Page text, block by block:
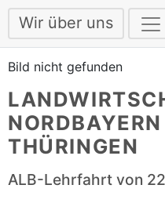
Wir über uns
Bild nicht gefunden
THÜRINGEN
ALB-Lehrfahrt von